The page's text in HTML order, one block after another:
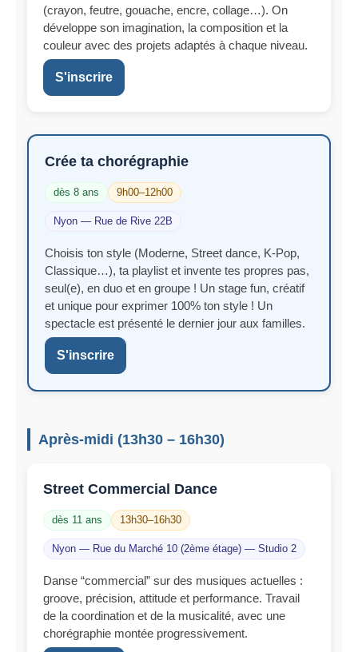
(crayon, feutre, gouache, encre, collage…). On
développe son imagination, la composition et la
couleur avec des projets adaptés à chaque niveau.
S'inscrire
Crée ta chorégraphie
dès 8 ans 9h00–12h00
Nyon — Rue de Rive 22B
Choisis ton style (Moderne, Street dance, K-Pop,
Classique…), ta playlist et invente tes propres pas,
seul(e), en duo et en groupe ! Un stage fun, créatif
et unique pour exprimer 100% ton style ! Un
spectacle est présenté le dernier jour aux familles.
S'inscrire
Après-midi (13h30 – 16h30)
Street Commercial Dance
dès 11 ans 13h30–16h30
Nyon — Rue du Marché 10 (2ème étage) — Studio 2
Danse “commercial” sur des musiques actuelles :
groove, précision, attitude et performance. Travail
de la coordination et de la musicalité, avec une
chorégraphie montée progressivement.